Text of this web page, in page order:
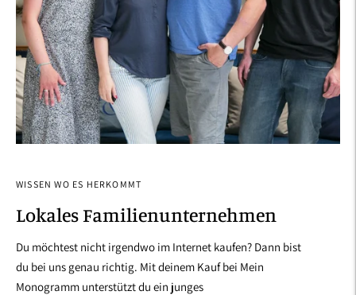
WISSEN WO ES HERKOMMT
Lokales Familienunternehmen
Du möchtest nicht irgendwo im Internet kaufen? Dann bist
du bei uns genau richtig. Mit deinem Kauf bei Mein
Monogramm unterstützt du ein junges